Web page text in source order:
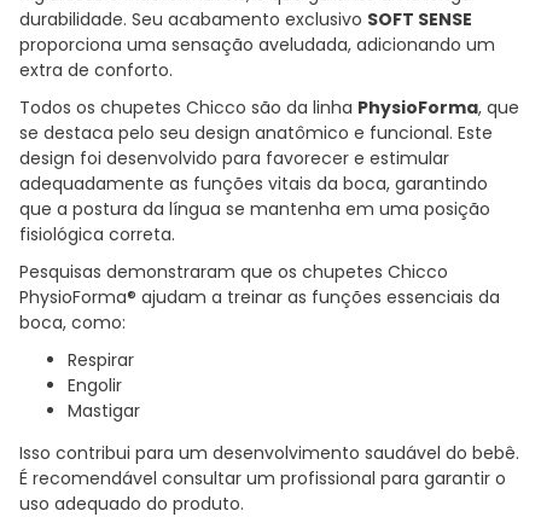
durabilidade. Seu acabamento exclusivo SOFT SENSE
proporciona uma sensação aveludada, adicionando um
extra de conforto.
Todos os chupetes Chicco são da linha PhysioForma, que
se destaca pelo seu design anatômico e funcional. Este
design foi desenvolvido para favorecer e estimular
adequadamente as funções vitais da boca, garantindo
que a postura da língua se mantenha em uma posição
fisiológica correta.
Pesquisas demonstraram que os chupetes Chicco
PhysioForma® ajudam a treinar as funções essenciais da
boca, como:
Respirar
Engolir
Mastigar
Isso contribui para um desenvolvimento saudável do bebê.
É recomendável consultar um profissional para garantir o
uso adequado do produto.